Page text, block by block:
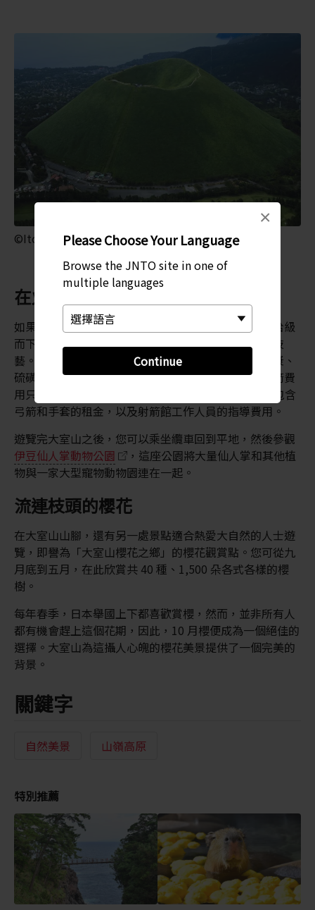
Please Choose Your Language
Browse the JNTO site in one of
multiple languages
Continue
×
©Ito city sightseeing department
在火山口內體驗射箭
如果您不想只單純地走一走，看看美麗的風景，可以拾級
而下，進入大室山火山口內部，在那裡錘煉您的射箭技
藝。這可能有些難以置信，但這座曾經噴發火焰、岩漿、
硫磺和火山灰的火山口，如今設立了一個射箭館。射箭費
用只需每小時 1,500 日圓（國中生及以上的成人），包含
弓箭和手套的租金，以及射箭館工作人員的指導費用。
遊覽完大室山之後，您可以乘坐纜車回到平地，然後參觀
伊豆仙人掌動物公園
，這座公園將大量仙人掌和其他植
物與一家大型寵物動物園連在一起。
流連枝頭的櫻花
在大室山山腳，還有另一處景點適合熱愛大自然的人士遊
覽，即譽為「大室山櫻花之鄉」的櫻花觀賞點。您可從九
月底到五月，在此欣賞共 40 種、1,500 朵各式各樣的櫻
樹。
每年春季，日本舉國上下都喜歡賞櫻，然而，並非所有人
都有機會趕上這個花期，因此，10 月櫻便成為一個絕佳的
選擇。大室山為這攝人心魄的櫻花美景提供了一個完美的
背景。
關鍵字
自然美景 山嶺高原
特別推薦